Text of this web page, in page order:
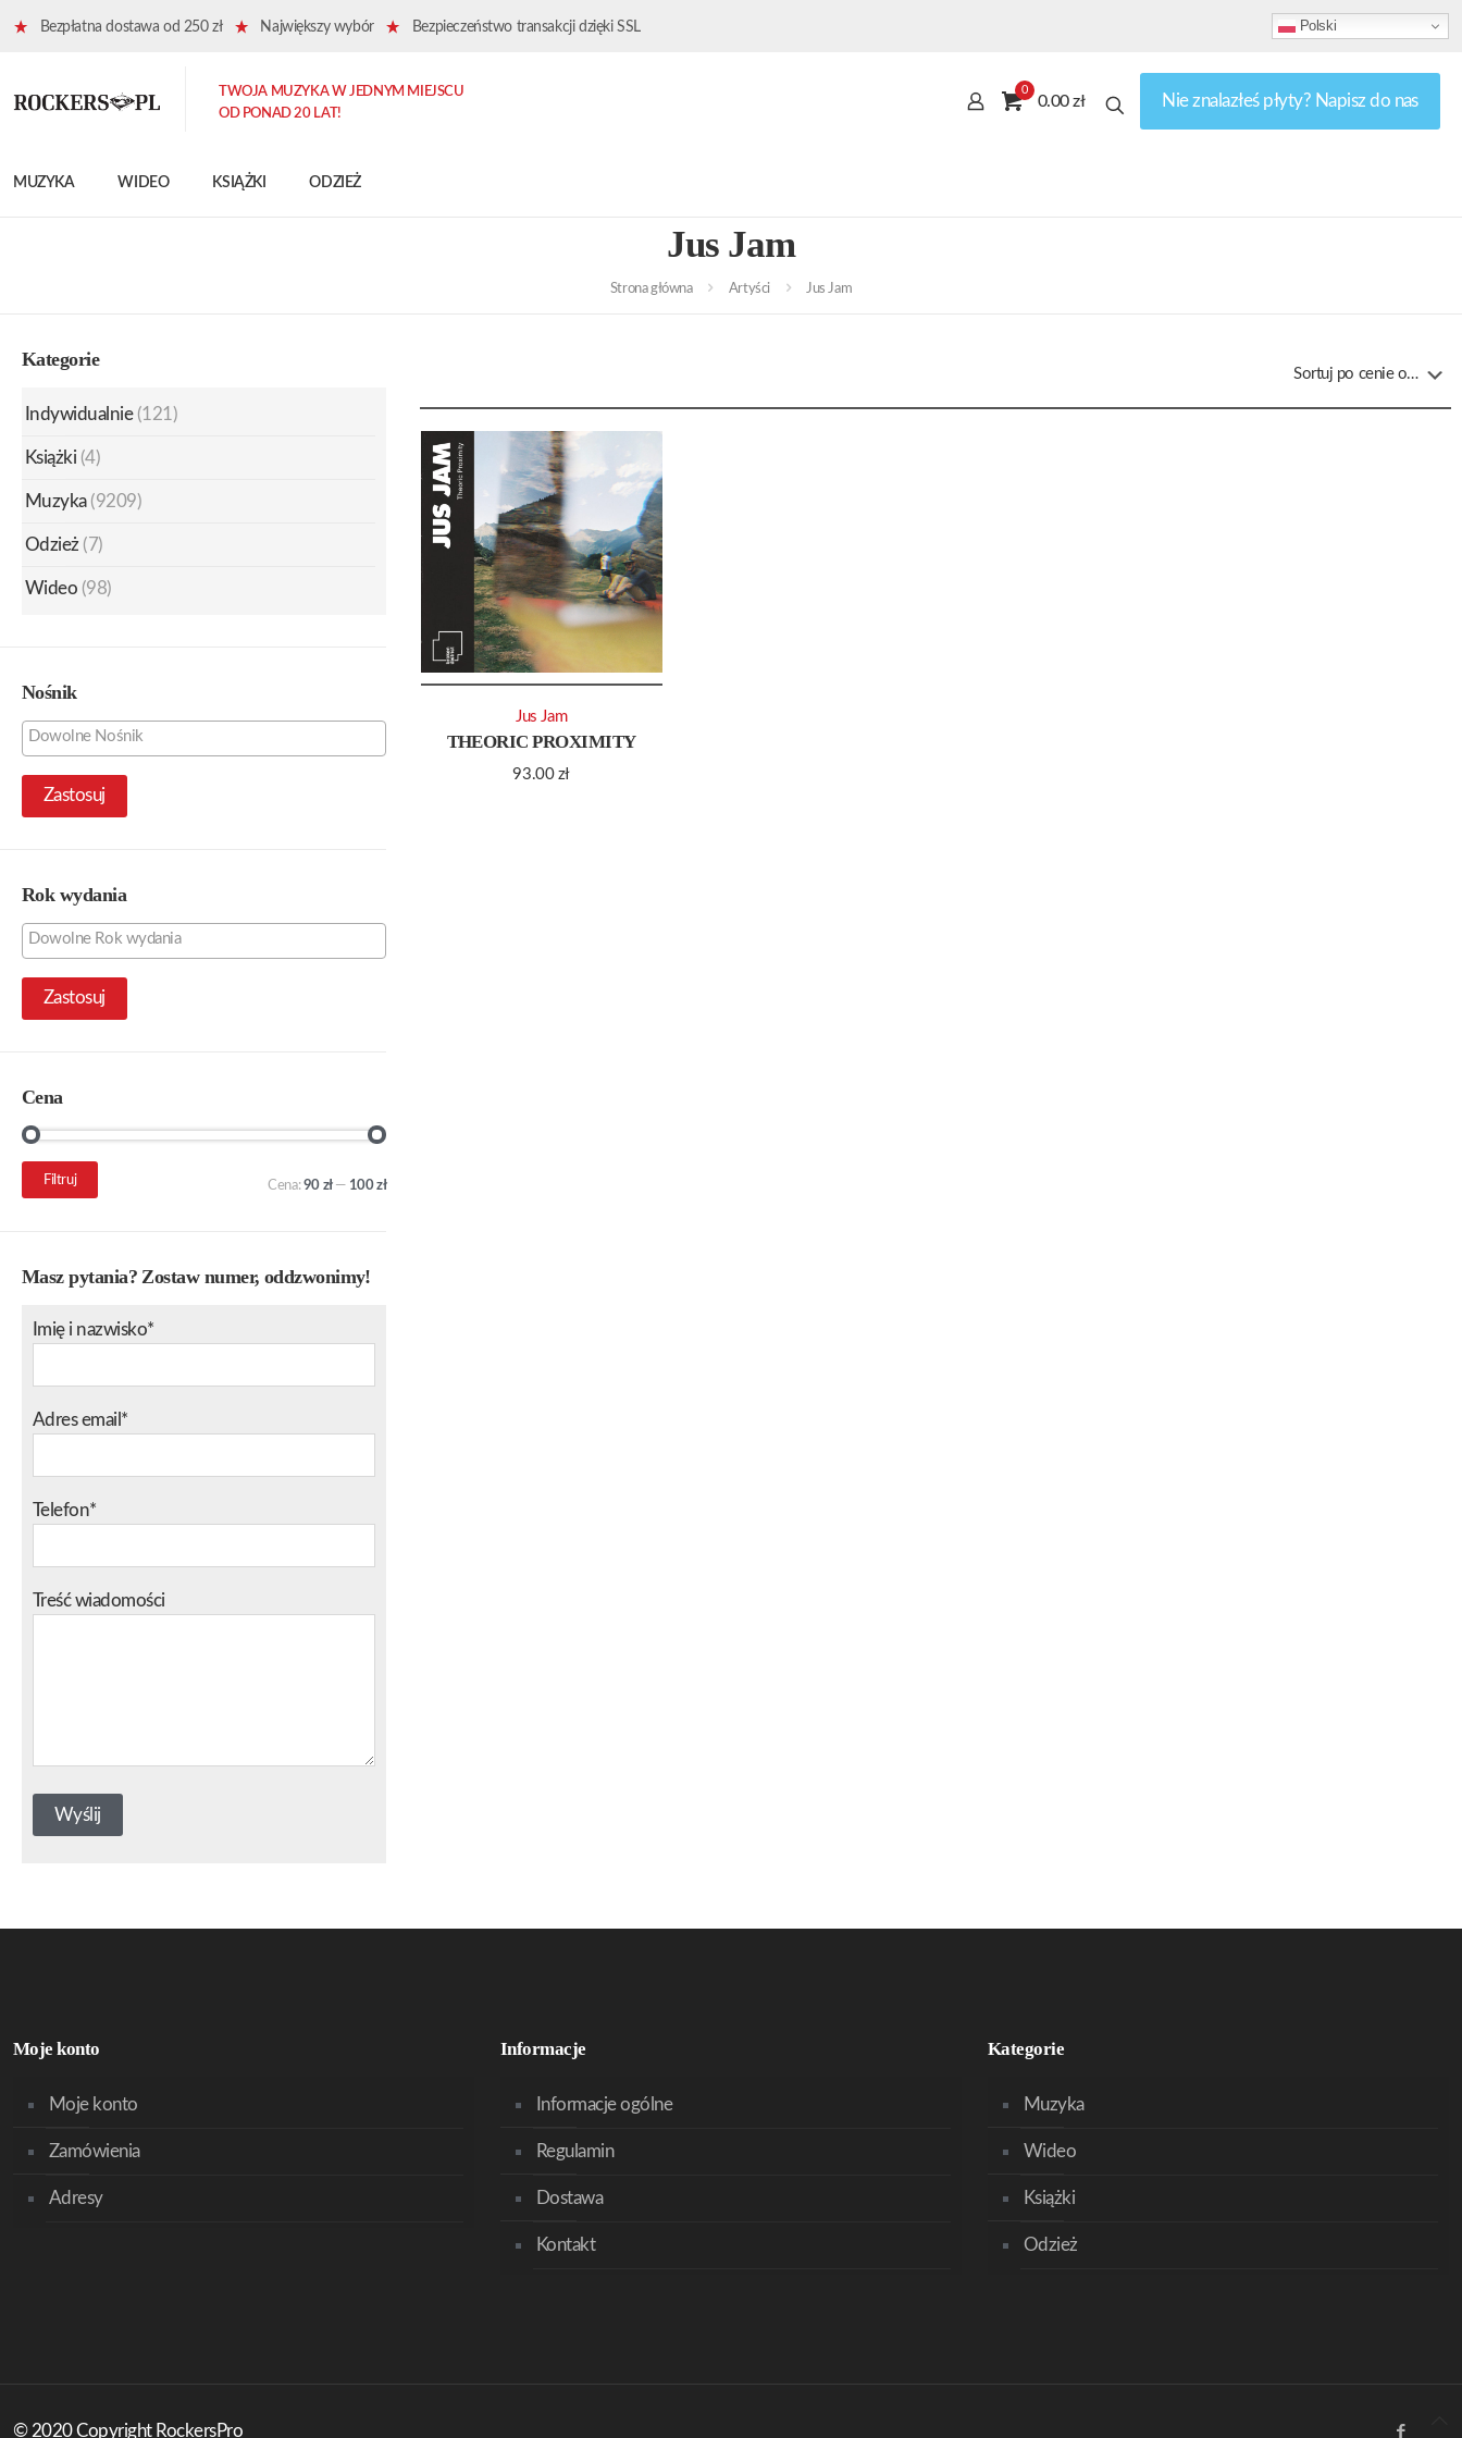
Bezpłatna dostawa od 250 zł Największy wybór Bezpieczeństwo transakcji dzięki SSL Polski
MUZYKA WIDEO KSIĄŻKI ODZIEŻ
TWOJA MUZYKA W JEDNYM MIEJSCU
OD PONAD 20 LAT!
0
0.00 zł Nie znalazłeś płyty? Napisz do nas
Jus Jam
Strona główna Artyści Jus Jam
THEORIC PROXIMITY
93.00 zł
Jus Jam
Kategorie
Indywidualnie (121)
Książki (4)
Muzyka (9209)
Odzież (7)
Wideo (98)
Nośnik
Zastosuj
Rok wydania
Zastosuj
Cena
Cena
min.
Cena
maks.
Filtruj Cena:90 zł— 100 zł
Masz pytania? Zostaw numer, oddzwonimy!
Imię i nazwisko*
Adres email*
Telefon*
Treść wiadomości
Moje konto
Moje konto
Zamówienia
Adresy
Informacje
Informacje ogólne
Regulamin
Dostawa
Kontakt
Kategorie
Muzyka
Wideo
Książki
Odzież
© 2020 Copyright RockersPro